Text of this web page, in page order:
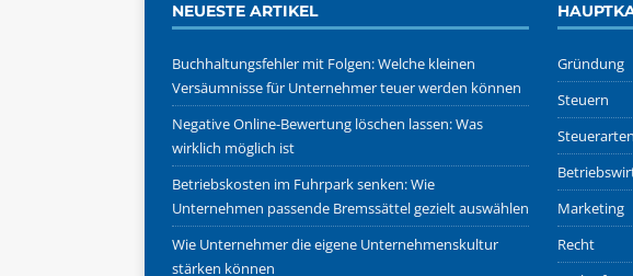
NEUESTE ARTIKEL
Buchhaltungsfehler mit Folgen: Welche kleinen
Versäumnisse für Unternehmer teuer werden können
Negative Online-Bewertung löschen lassen: Was
wirklich möglich ist
Betriebskosten im Fuhrpark senken: Wie
Unternehmen passende Bremssättel gezielt auswählen
Wie Unternehmer die eigene Unternehmenskultur
stärken können
Gründung
Steuern
Steuerarten
Marketing
Recht